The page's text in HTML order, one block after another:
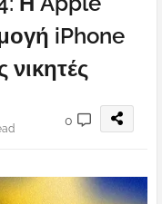
iPhone
νικητές
0